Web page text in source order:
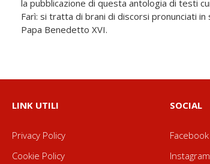
Papa Benedetto XVI.
LINK UTILI
Privacy Policy
Cookie Policy
SOCIAL
Facebook
Instagram